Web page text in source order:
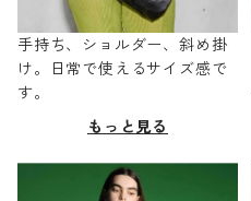
手持ち、ショルダー、斜め掛
け。日常で使えるサイズ感で
す。
もっと見る